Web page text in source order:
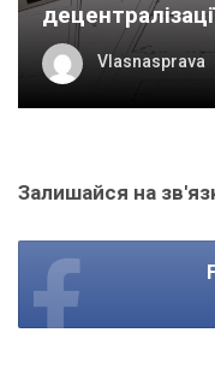
Vlasnasprava
Залишайся на